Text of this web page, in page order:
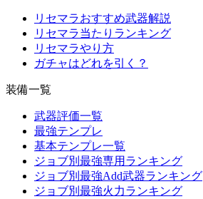
リセマラおすすめ武器解説
リセマラ当たりランキング
リセマラやり方
ガチャはどれを引く？
装備一覧
武器評価一覧
最強テンプレ
基本テンプレ一覧
ジョブ別最強専用ランキング
ジョブ別最強Add武器ランキング
ジョブ別最強火力ランキング